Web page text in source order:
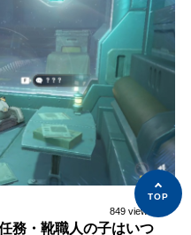
849 views
務・靴職人の子はいつ